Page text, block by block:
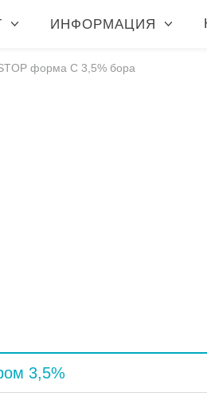
ИНФОРМАЦИЯ
форма C 3,5% бора
3,5%